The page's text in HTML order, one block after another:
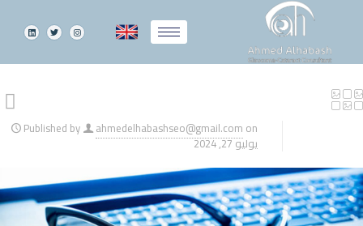
Published by ahmedelhabashseo@gmail.com on
يوليو 27, 2024